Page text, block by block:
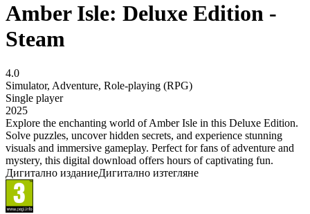
Amber Isle: Deluxe Edition -
Steam
4.0
Simulator, Adventure, Role-playing (RPG)
Single player
2025
Explore the enchanting world of Amber Isle in this Deluxe Edition.
Solve puzzles, uncover hidden secrets, and experience stunning
visuals and immersive gameplay. Perfect for fans of adventure and
mystery, this digital download offers hours of captivating fun.
Дигитално изданиеДигитално изтегляне